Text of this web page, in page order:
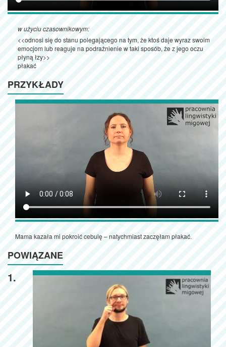
w użyciu czasownikowym:
<<odnosi się do stanu polegającego na tym, że ktoś daje wyraz swoim
emocjom lub reaguje na podrażnienie w taki sposób, że z jego oczu
płyną łzy>>
płakać
PRZYKŁADY
Mama kazała mi pokroić cebulę – natychmiast zaczęłam płakać.
POWIĄZANE
1.